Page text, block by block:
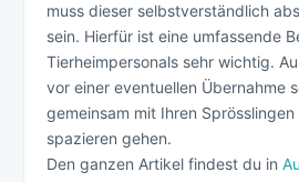
muss dieser selbstverständlich
sein. Hierfür ist eine umfassende
Tierheimpersonals sehr wichtig.
vor einer eventuellen Übernahme
gemeinsam mit Ihren
spazieren gehen.
Den ganzen Artikel findest du in